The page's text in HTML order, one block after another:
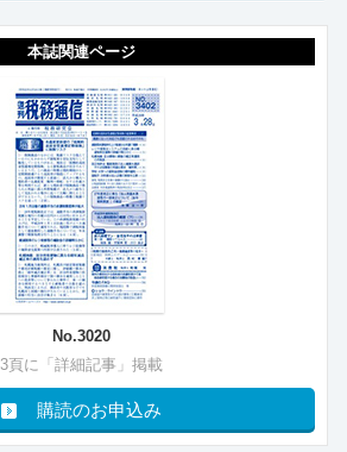
本誌関連ページ
No.3020
3頁に「詳細記事」掲載
購読のお申込み